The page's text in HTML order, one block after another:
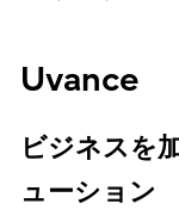
Uvance
ビジネスを
ューション